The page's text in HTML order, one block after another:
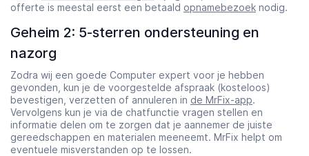
offerte is meestal eerst een betaald opnamebezoek nodig.
Geheim 2: 5-sterren ondersteuning en
nazorg
Zodra wij een goede Computer expert voor je hebben
gevonden, kun je de voorgestelde afspraak (kosteloos)
bevestigen, verzetten of annuleren in de MrFix-app.
Vervolgens kun je via de chatfunctie vragen stellen en
informatie delen om te zorgen dat je aannemer de juiste
gereedschappen en materialen meeneemt. MrFix helpt om
eventuele misverstanden op te lossen.